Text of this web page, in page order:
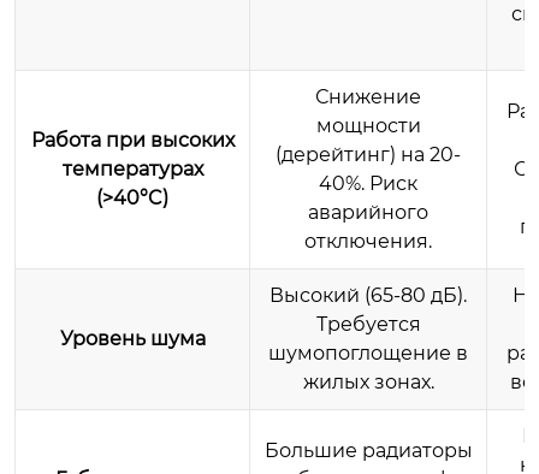
Работа при высоких
температурах
(>40°C)
Снижение
мощности
(дерейтинг) на 20-
40%. Риск
аварийного
отключения.
Уровень шума
Высокий (65-80 дБ).
Требуется
шумопоглощение в
жилых зонах.
Большие радиаторы